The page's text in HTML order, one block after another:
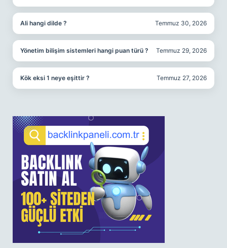
Ali hangi dilde ? Temmuz 30, 2026
Yönetim bilişim sistemleri hangi puan türü ? Temmuz 29, 2026
Kök eksi 1 neye eşittir ? Temmuz 27, 2026